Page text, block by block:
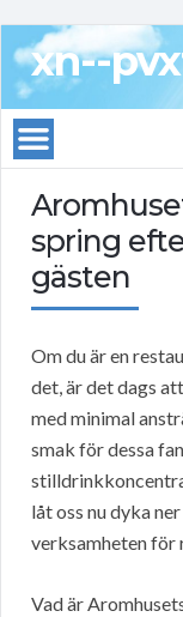
xn--
spring
gästen
Om du är en
det, är det dags
med minimal
smak för dessa
låt oss nu dyka
verksamheten för
Vad är